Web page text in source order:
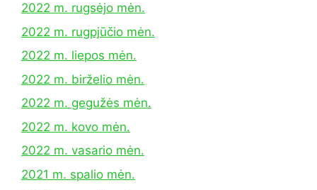
2022 m. rugsėjo mėn.
2022 m. rugpjūčio mėn.
2022 m. liepos mėn.
2022 m. birželio mėn.
2022 m. gegužės mėn.
2022 m. kovo mėn.
2022 m. vasario mėn.
2021 m. spalio mėn.